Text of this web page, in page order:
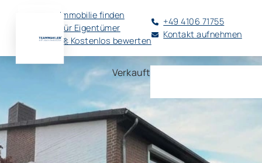
Immobilie finden
Für Eigentümer
🚀 Kostenlos bewerten
+49 4106 71755
Kontakt aufnehmen
Verkauft